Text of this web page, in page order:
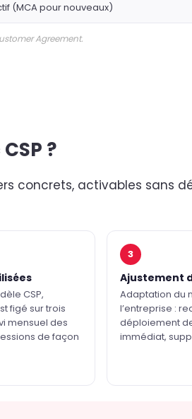
(MCA pour nouveaux)
Agreement.
?
concrets, activables sans
CSP,
figé sur trois
mensuel des
de façon
3
Ajustement
Adaptation du
l’entreprise :
déploiement
immédiat,